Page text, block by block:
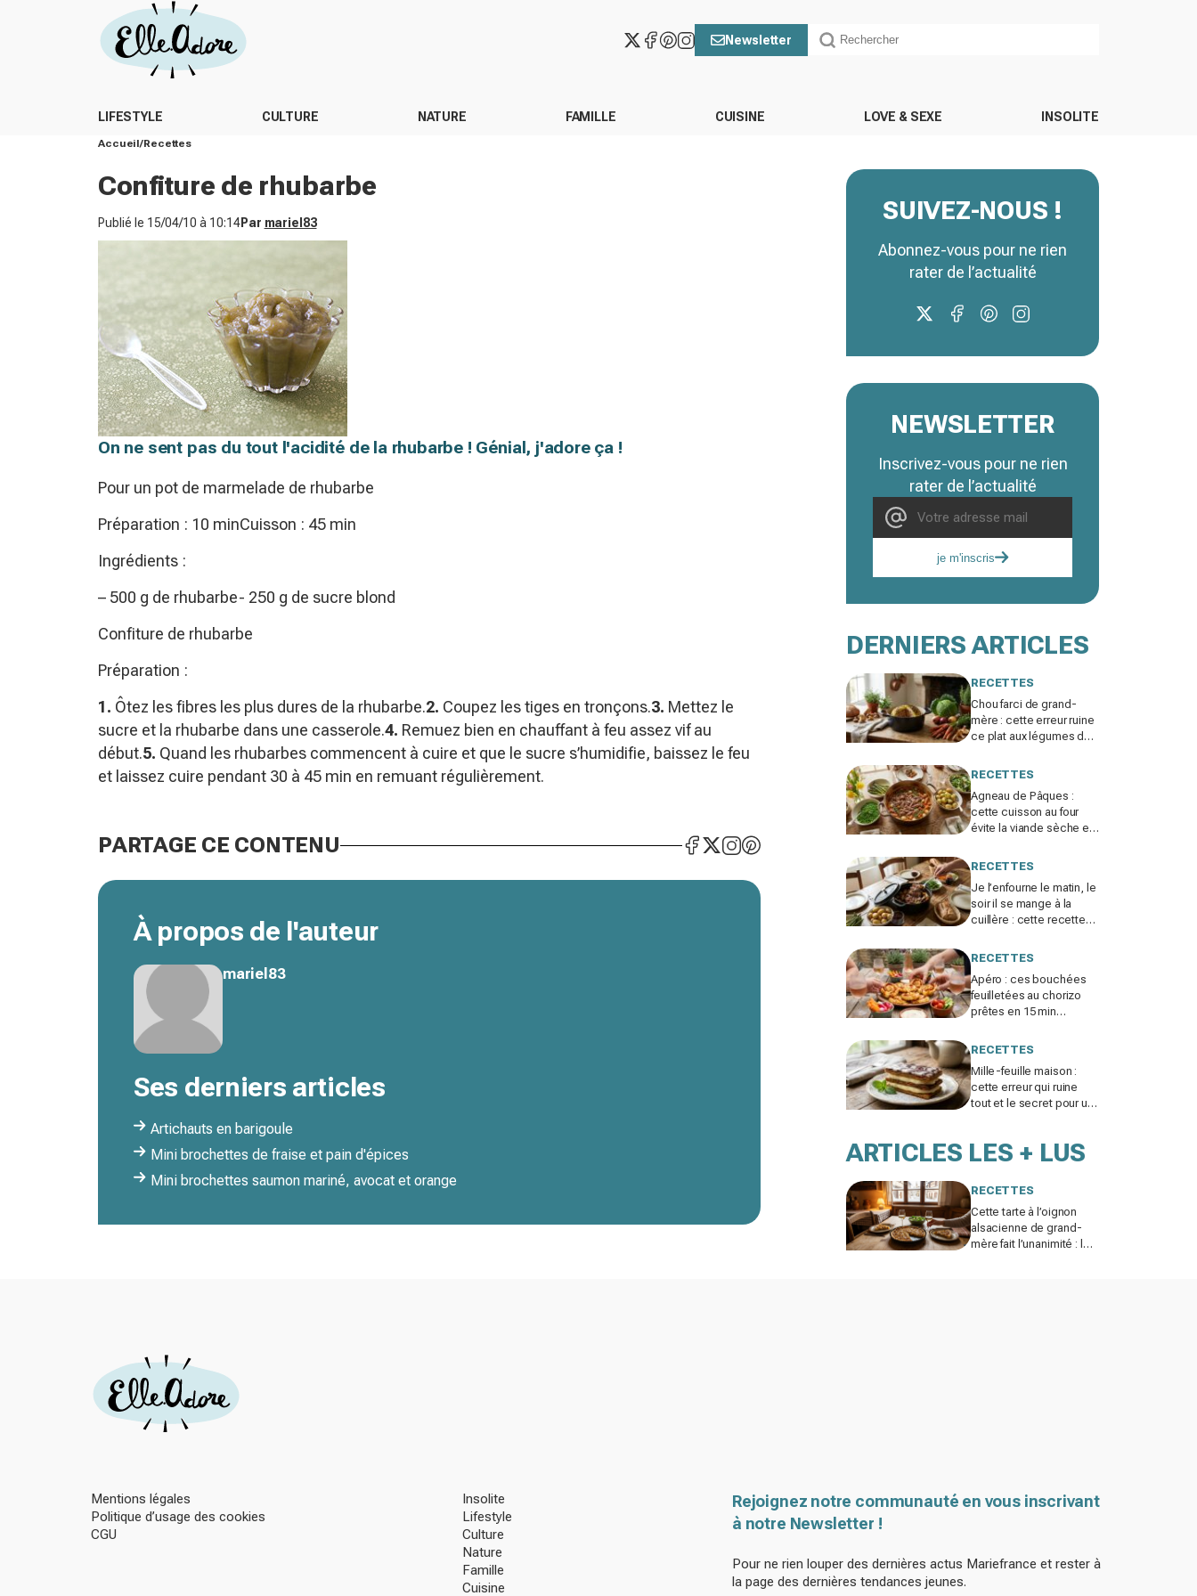
Newsletter
LIFESTYLE CULTURE NATURE FAMILLE CUISINE LOVE & SEXE INSOLITE
Accueil Recettes
Confiture de rhubarbe
Publié le 15/04/10 à 10:14Par mariel83
On ne sent pas du tout l'acidité de la rhubarbe ! Génial, j'adore ça !
Pour un pot de marmelade de rhubarbe
Préparation : 10 minCuisson : 45 min
Ingrédients :
– 500 g de rhubarbe- 250 g de sucre blond
Confiture de rhubarbe
Préparation :
1. Ôtez les fibres les plus dures de la rhubarbe.2. Coupez les tiges en tronçons.3. Mettez le
sucre et la rhubarbe dans une casserole.4. Remuez bien en chauffant à feu assez vif au
début.5. Quand les rhubarbes commencent à cuire et que le sucre s’humidifie, baissez le feu
et laissez cuire pendant 30 à 45 min en remuant régulièrement.
PARTAGE CE CONTENU
À propos de l'auteur
mariel83
Ses derniers articles
Artichauts en barigoule
Mini brochettes de fraise et pain d'épices
Mini brochettes saumon mariné, avocat et orange
SUIVEZ-NOUS !
Abonnez-vous pour ne rien
rater de l’actualité
NEWSLETTER
Inscrivez-vous pour ne rien
rater de l’actualité
je m'inscris
DERNIERS ARTICLES
RECETTES
Chou farci de grand-
mère : cette erreur ruine
ce plat aux légumes du
cet hiver
RECETTES
Agneau de Pâques :
cette cuisson au four
évite la viande sèche et
la mange à la cuillère
RECETTES
Je l’enfourne le matin, le
soir il se mange à la
cuillère : cette recette
vous obséder
RECETTES
Apéro : ces bouchées
feuilletées au chorizo
prêtes en 15 min
qu’elles sortent du four
RECETTES
Mille-feuille maison :
cette erreur qui ruine
tout et le secret pour un
fondant
ARTICLES LES + LUS
RECETTES
Cette tarte à l’oignon
alsacienne de grand-
mère fait l’unanimité : le
Mentions légales
Politique d’usage des cookies
CGU
Insolite
Lifestyle
Culture
Nature
Famille
Cuisine
Rejoignez notre communauté en vous inscrivant
à notre Newsletter !
Pour ne rien louper des dernières actus Mariefrance et rester à
la page des dernières tendances jeunes.